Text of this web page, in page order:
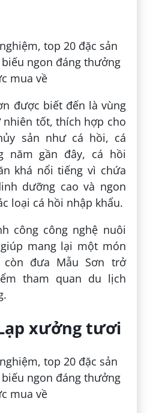
được biết đến là vùng
tốt, thích hợp cho
sản như cá hồi, cá
năm gần đây, cá hồi
khá nổi tiếng vì chứa
dưỡng cao và ngon
loại cá hồi nhập khẩu.
công công nghệ nuôi
mang lại một món
đưa Mẫu Sơn trở
tham quan du lịch
xưởng tươi